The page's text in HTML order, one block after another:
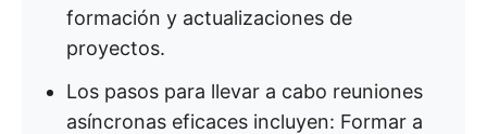
formación y actualizaciones de
proyectos.
Los pasos para llevar a cabo reuniones
asíncronas eficaces incluyen: Formar a